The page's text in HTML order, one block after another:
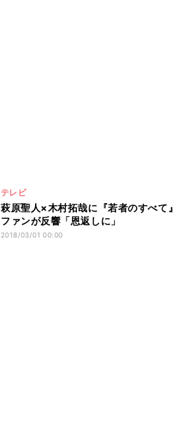
テレビ
萩原聖人×木村拓哉に『若者のすべて』
ファンが反響「恩返しに」
2018/03/01 00:00